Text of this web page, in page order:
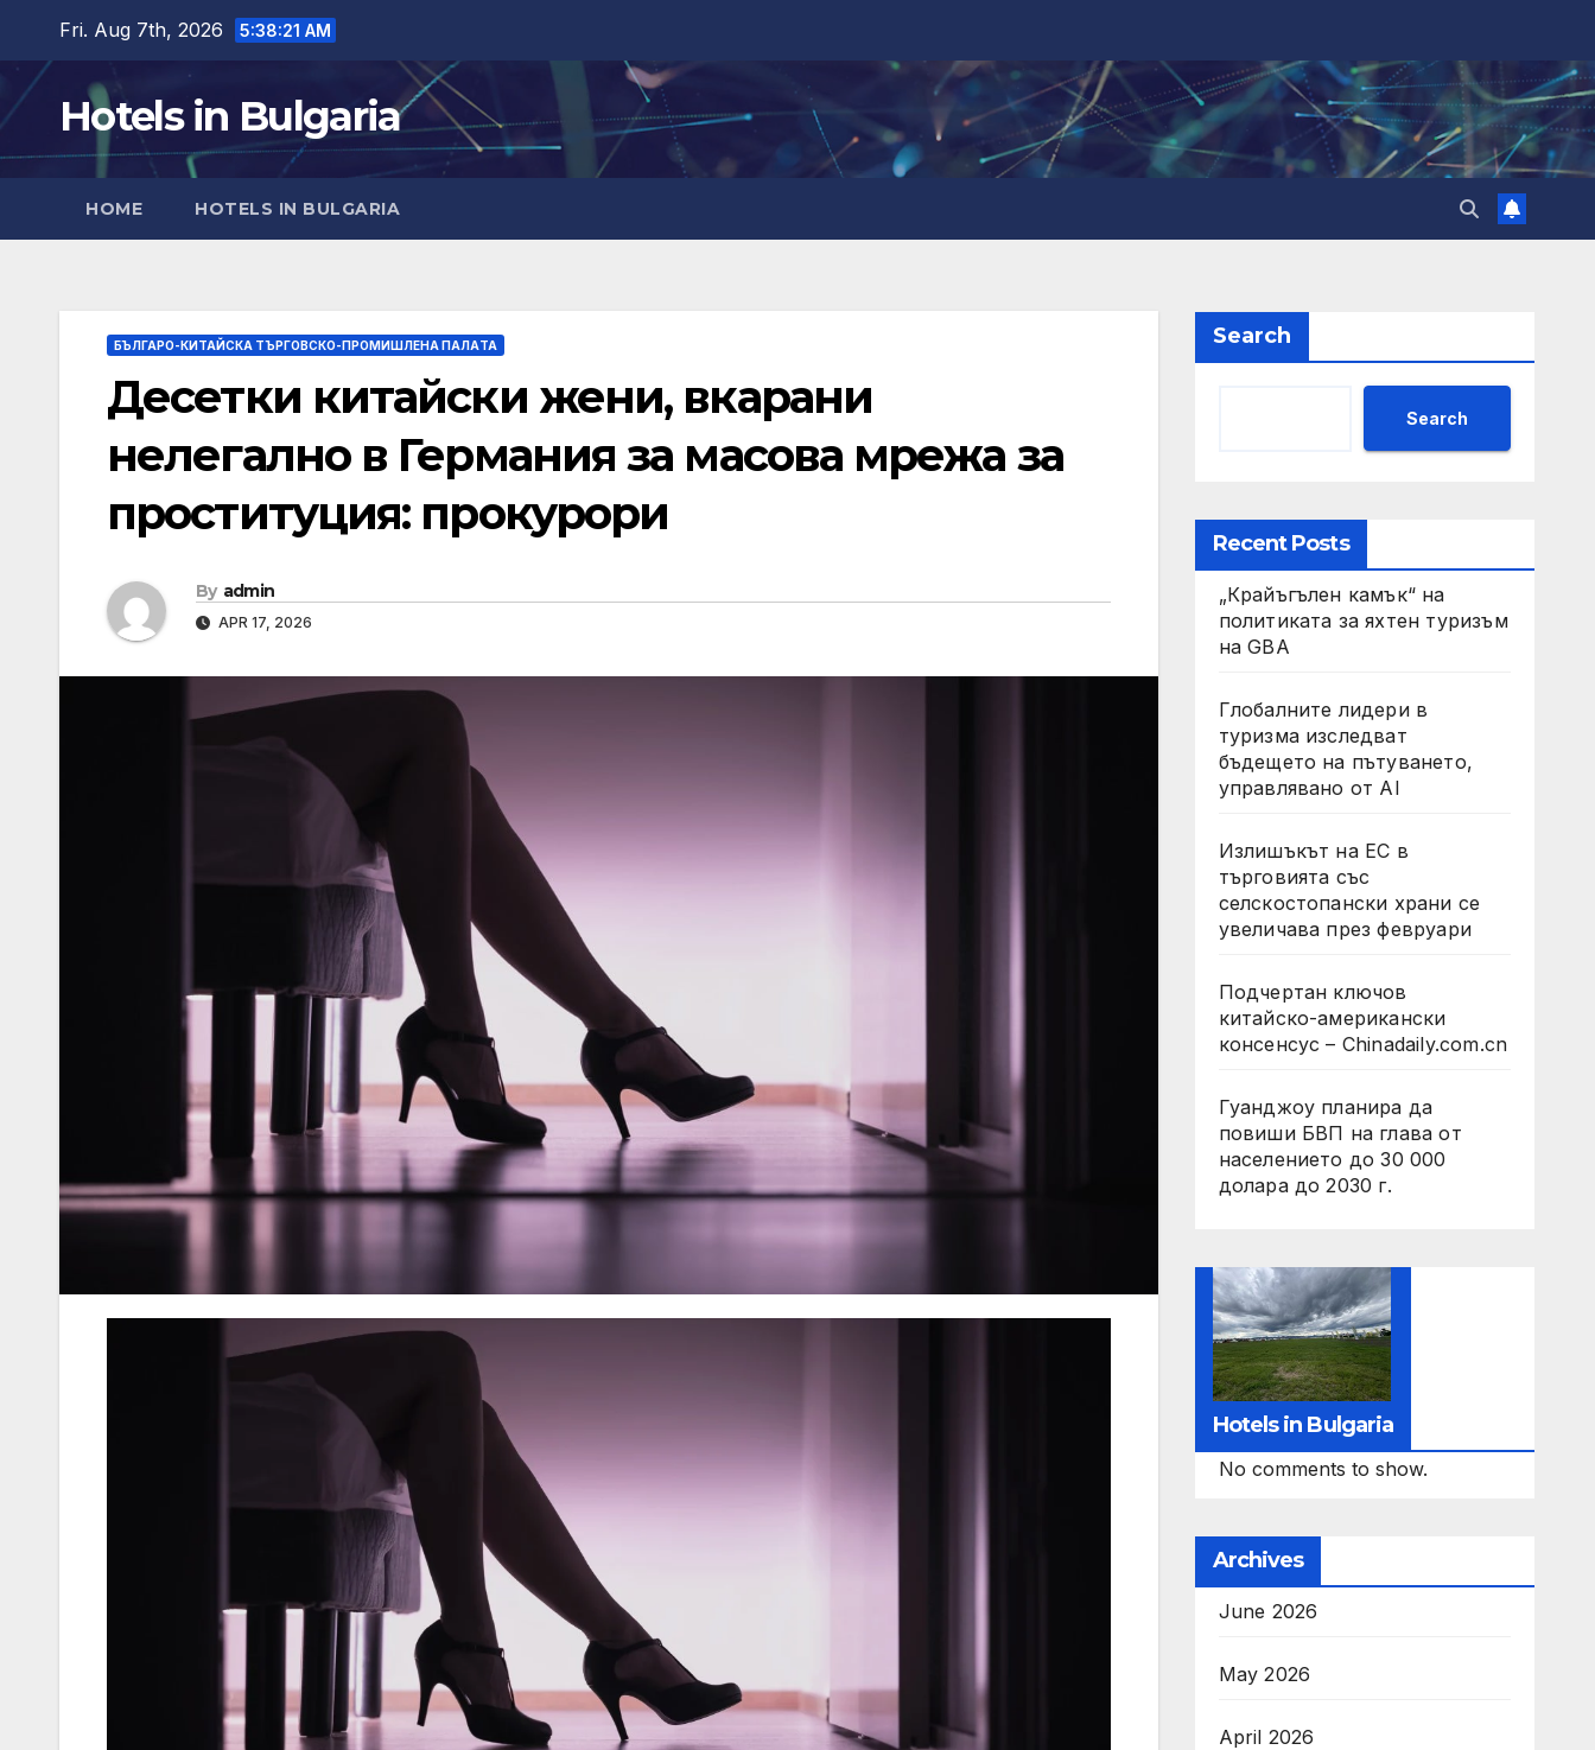
content
Fri. Aug 7th, 2026 5:38:22 AM
Hotels in Bulgaria
HOME HOTELS IN BULGARIA
БЪЛГАРО-КИТАЙСКА ТЪРГОВСКО-ПРОМИШЛЕНА ПАЛAТА
Десетки китайски жени, вкарани
нелегално в Германия за масова мрежа за
проституция: прокурори
By admin
APR 17, 2026
Search
Search
Recent Posts
„Крайъгълен камък“ на
политиката за яхтен туризъм
на GBA
Глобалните лидери в
туризма изследват
бъдещето на пътуването,
управлявано от AI
Излишъкът на ЕС в
търговията със
селскостопански храни се
увеличава през февруари
Подчертан ключов
китайско-американски
консенсус – Chinadaily.com.cn
Гуанджоу планира да
повиши БВП на глава от
населението до 30 000
долара до 2030 г.
Hotels in Bulgaria
No comments to show.
Archives
June 2026
May 2026
April 2026